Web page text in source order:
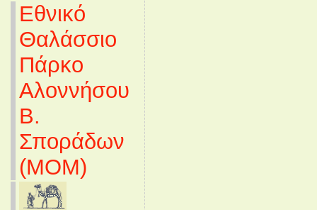
Εθνικό
Θαλάσσιο
Πάρκο
Αλοννήσου
Β.
Σποράδων
(MOM)